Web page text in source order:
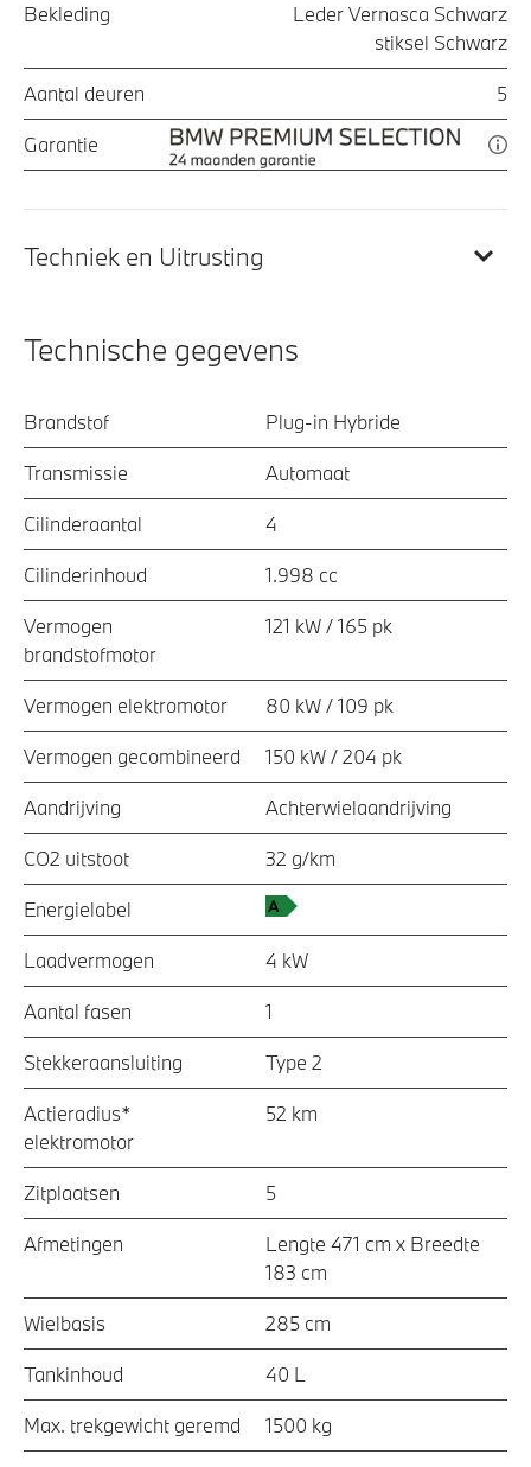
Bekleding
Leder Vernasca Schwarz
stiksel Schwarz
Aantal deuren 5
Garantie
Techniek en Uitrusting
Technische gegevens
Brandstof Plug-in Hybride
Transmissie Automaat
Cilinderaantal 4
Cilinderinhoud 1.998 cc
Vermogen
brandstofmotor
121 kW / 165 pk
Vermogen elektromotor 80 kW / 109 pk
Vermogen gecombineerd 150 kW / 204 pk
Aandrijving Achterwielaandrijving
CO2 uitstoot 32 g/km
Energielabel
Laadvermogen 4 kW
Aantal fasen 1
Stekkeraansluiting Type 2
Actieradius*
elektromotor
52 km
Zitplaatsen 5
Afmetingen
Lengte 471 cm x Breedte
183 cm
Wielbasis 285 cm
Tankinhoud 40 L
Max. trekgewicht geremd 1500 kg